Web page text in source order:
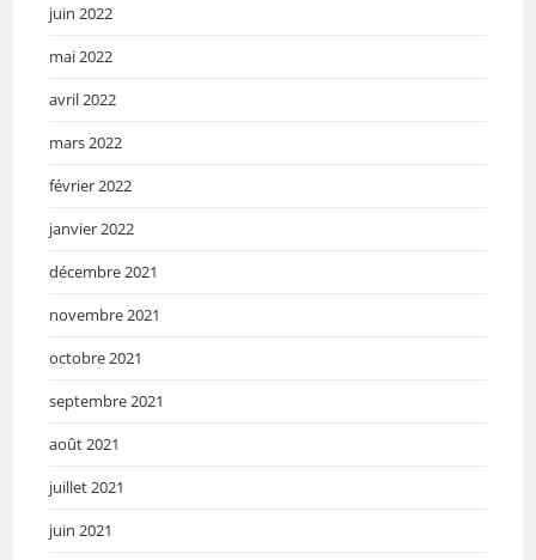
juin 2022
mai 2022
avril 2022
mars 2022
février 2022
janvier 2022
décembre 2021
novembre 2021
octobre 2021
septembre 2021
août 2021
juillet 2021
juin 2021